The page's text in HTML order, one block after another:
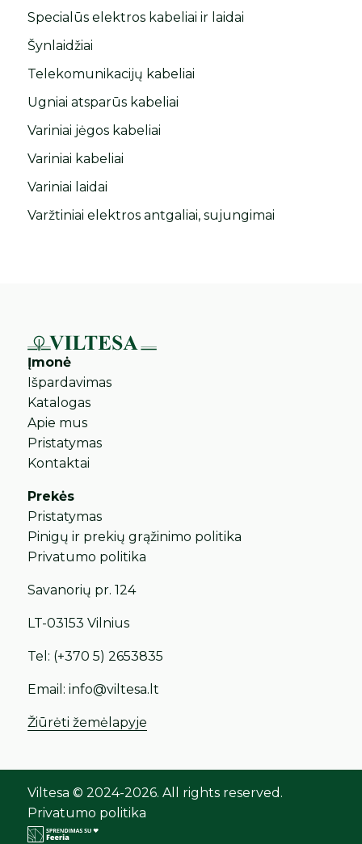
Specialūs elektros kabeliai ir laidai
Šynlaidžiai
Telekomunikacijų kabeliai
Ugniai atsparūs kabeliai
Variniai jėgos kabeliai
Variniai kabeliai
Variniai laidai
Varžtiniai elektros antgaliai, sujungimai
Įmonė
Išpardavimas
Katalogas
Apie mus
Pristatymas
Kontaktai
Prekės
Pristatymas
Pinigų ir prekių grąžinimo politika
Privatumo politika
Savanorių pr. 124
LT-03153 Vilnius
Tel: (+370 5) 2653835
Email:info@viltesa.lt
Žiūrėti žemėlapyje
Viltesa © 2024-2026. All rights reserved.
Privatumo politika